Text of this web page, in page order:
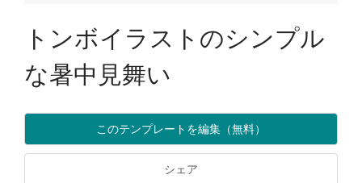
トンボイラストのシンプル
な暑中見舞い
このテンプレートを編集（無料）
シェア